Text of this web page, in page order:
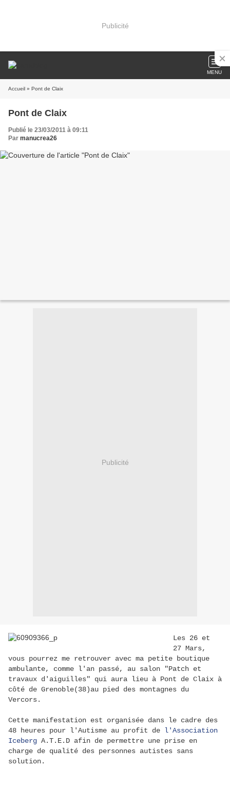
Publicité
MENU
Accueil » Pont de Claix
Pont de Claix
Publié le 23/03/2011 à 09:11
Par manucrea26
Publicité
Les 26 et
27 Mars,
vous pourrez me retrouver avec ma petite boutique
ambulante, comme l'an passé, au salon "Patch et
travaux d'aiguilles" qui aura lieu à Pont de Claix à
côté de Grenoble(38)au pied des montagnes du
Vercors.
Cette manifestation est organisée dans le cadre des
48 heures pour l'Autisme au profit de l'Association
Iceberg A.T.E.D afin de permettre une prise en
charge de qualité des personnes autistes sans
solution.